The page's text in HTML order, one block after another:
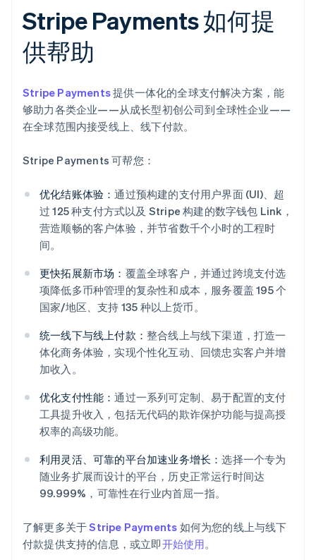
Stripe Payments 如何提
供帮助
Stripe Payments提供一体化的全球支付解决方案，能
够助力各类企业——从成长型初创公司到全球性企业——
在全球范围内接受线上、线下付款。
Stripe Payments 可帮您：
优化结账体验：通过预构建的支付用户界面 (UI)、超
过 125 种支付方式以及 Stripe 构建的数字钱包 Link，
营造顺畅的客户体验，并节省数千个小时的工程时
间。
更快拓展新市场： 覆盖全球客户，并通过跨境支付选
项降低多币种管理的复杂性和成本，服务覆盖 195 个
国家/地区、支持 135 种以上货币。
统一线下与线上付款： 整合线上与线下渠道，打造一
体化商务体验，实现个性化互动、回馈忠实客户并增
加收入。
优化支付性能：通过一系列可定制、易于配置的支付
工具提升收入，包括无代码的欺诈保护功能与提高授
权率的高级功能。
利用灵活、可靠的平台加速业务增长：选择一个专为
随业务扩展而设计的平台，历史正常运行时间达
99.999%，可靠性在行业内首屈一指。
了解更多关于Stripe Payments 如何为您的线上与线下
付款提供支持的信息，或立即开始使用。
English
爱尔兰
English
English
奥地利
Deutsch English
澳大利亚
巴西
PortuguêsEnglish